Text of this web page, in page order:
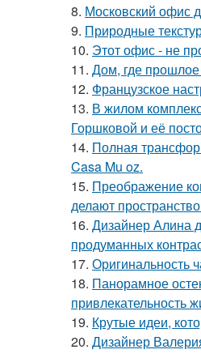
8. Московский офис
9. Природные
10. Этот офис - не
11. Дом, где
12. Французское
13. В жилом
Горшковой и её
14. Полная
Casa Mu oz.
15. Преображение
делают
16. Дизайнер Алина
продуманных
17. Оригинальность
18. Панорамное
привлекательность
19. Крутые идеи,
20. Дизайнер